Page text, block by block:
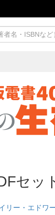
セッ
リー・エドワ